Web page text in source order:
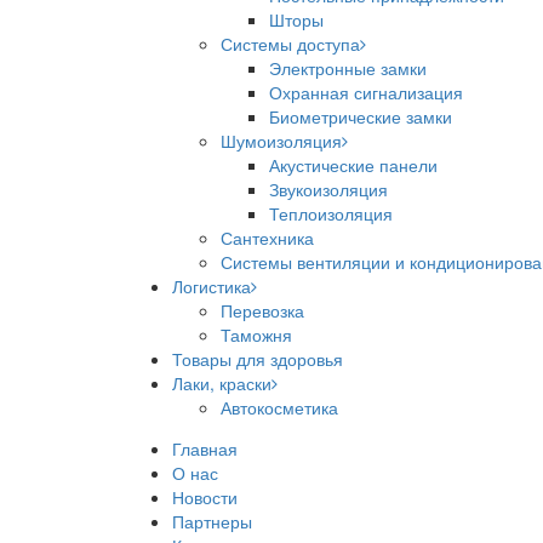
Шторы
Системы доступа
Электронные замки
Охранная сигнализация
Биометрические замки
Шумоизоляция
Акустические панели
Звукоизоляция
Теплоизоляция
Сантехника
Системы вентиляции и
Логистика
Перевозка
Таможня
Товары для здоровья
Лаки, краски
Автокосметика
Главная
О нас
Новости
Партнеры